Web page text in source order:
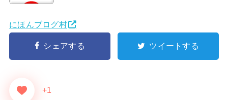
にほんブログ村
シェアする ツイートする
+1